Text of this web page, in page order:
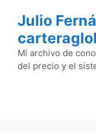
contenido
Julio
Mi archivo de
del precio y el